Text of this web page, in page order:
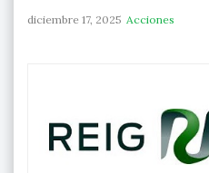
diciembre 17, 2025 Acciones